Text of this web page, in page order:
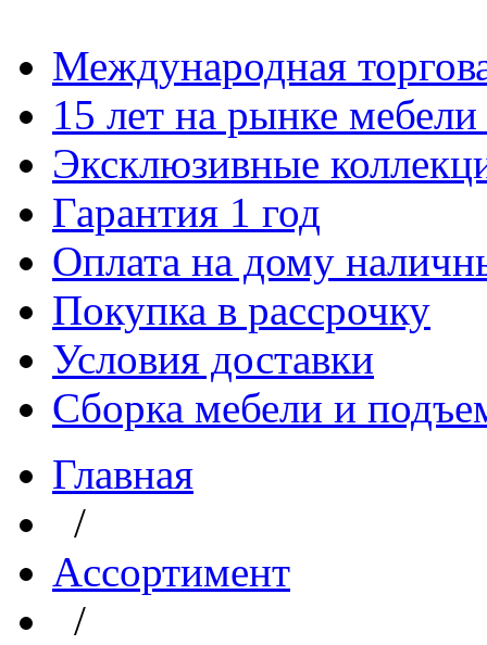
Международная
15 лет на рынке
Эксклюзивные
Гарантия 1 год
Оплата на дому
Покупка в рассрочку
Условия доставки
Сборка мебели и
Главная
/
Aссортимент
/